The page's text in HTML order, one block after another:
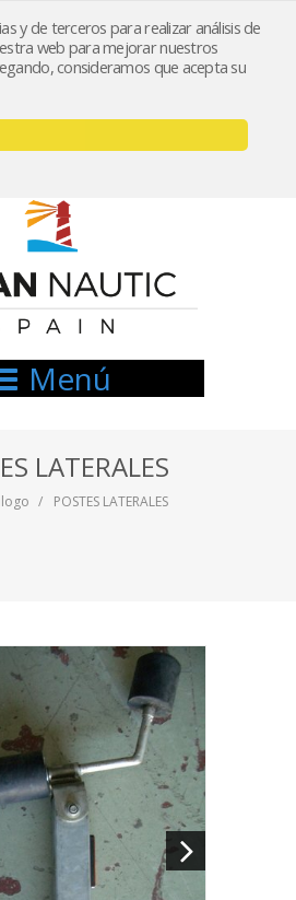
y de terceros para realizar análisis de
web para mejorar nuestros
consideramos que acepta su
Mi cuenta
// 654999333
Menú
LATERALES
POSTES LATERALES